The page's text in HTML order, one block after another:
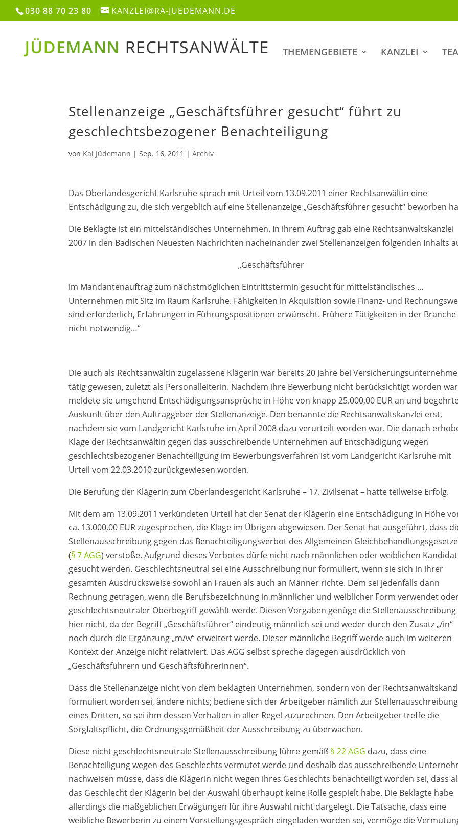
030 88 70 23 80 KANZLEI@RA-JUEDEMANN.DE
THEMENGEBIETE KANZLEI
Stellenanzeige „Geschäftsführer gesucht“ führt zu
geschlechtsbezogener Benachteiligung
von Kai Jüdemann |Sep. 16, 2011 |Archiv
Das Oberlandesgericht Karlsruhe sprach mit Urteil vom 13.09.2011 einer Rechtsanwältin eine
Entschädigung zu, die sich vergeblich auf eine Stellenanzeige „Geschäftsführer gesucht“ beworben
Die Beklagte ist ein mittelständisches Unternehmen. In ihrem Auftrag gab eine Rechtsanwaltskanzlei
2007 in den Badischen Neuesten Nachrichten nacheinander zwei Stellenanzeigen folgenden Inhalts
„Geschäftsführer
im Mandantenauftrag zum nächstmöglichen Eintrittstermin gesucht für mittelständisches …
Unternehmen mit Sitz im Raum Karlsruhe. Fähigkeiten in Akquisition sowie Finanz- und
sind erforderlich, Erfahrungen in Führungspositionen erwünscht. Frühere Tätigkeiten in der Branche
nicht notwendig…“
Die auch als Rechtsanwältin zugelassene Klägerin war bereits 20 Jahre bei
tätig gewesen, zuletzt als Personalleiterin. Nachdem ihre Bewerbung nicht berücksichtigt worden
meldete sie umgehend Entschädigungsansprüche in Höhe von knapp 25.000,00 EUR an und
Auskunft über den Auftraggeber der Stellenanzeige. Den benannte die Rechtsanwaltskanzlei erst,
nachdem sie vom Landgericht Karlsruhe im April 2008 dazu verurteilt worden war. Die danach
Klage der Rechtsanwältin gegen das ausschreibende Unternehmen auf Entschädigung wegen
geschlechtsbezogener Benachteiligung im Bewerbungsverfahren ist vom Landgericht Karlsruhe mit
Urteil vom 22.03.2010 zurückgewiesen worden.
Die Berufung der Klägerin zum Oberlandesgericht Karlsruhe – 17. Zivilsenat – hatte teilweise Erfolg.
Mit dem am 13.09.2011 verkündeten Urteil hat der Senat der Klägerin eine Entschädigung in Höhe
ca. 13.000,00 EUR zugesprochen, die Klage im Übrigen abgewiesen. Der Senat hat ausgeführt, dass
Stellenausschreibung gegen das Benachteiligungsverbot des Allgemeinen
(§ 7 AGG) verstoße. Aufgrund dieses Verbotes dürfe nicht nach männlichen oder weiblichen
gesucht werden. Geschlechtsneutral sei eine Ausschreibung nur formuliert, wenn sie sich in ihrer
gesamten Ausdrucksweise sowohl an Frauen als auch an Männer richte. Dem sei jedenfalls dann
Rechnung getragen, wenn die Berufsbezeichnung in männlicher und weiblicher Form verwendet
geschlechtsneutraler Oberbegriff gewählt werde. Diesen Vorgaben genüge die Stellenausschreibung
hier nicht, da der Begriff „Geschäftsführer“ eindeutig männlich sei und weder durch den Zusatz „/in“
noch durch die Ergänzung „m/w“ erweitert werde. Dieser männliche Begriff werde auch im weiteren
Kontext der Anzeige nicht relativiert. Das AGG selbst spreche dagegen ausdrücklich von
„Geschäftsführern und Geschäftsführerinnen“.
Dass die Stellenanzeige nicht von dem beklagten Unternehmen, sondern von der
formuliert worden sei, ändere nichts; bediene sich der Arbeitgeber nämlich zur Stellenausschreibung
eines Dritten, so sei ihm dessen Verhalten in aller Regel zuzurechnen. Den Arbeitgeber treffe die
Sorgfaltspflicht, die Ordnungsgemäßheit der Ausschreibung zu überwachen.
Diese nicht geschlechtsneutrale Stellenausschreibung führe gemäß § 22 AGG dazu, dass eine
Benachteiligung wegen des Geschlechts vermutet werde und deshalb das ausschreibende
nachweisen müsse, dass die Klägerin nicht wegen ihres Geschlechts benachteiligt worden sei, dass
das Geschlecht der Klägerin bei der Auswahl überhaupt keine Rolle gespielt habe. Die Beklagte habe
allerdings die maßgeblichen Erwägungen für ihre Auswahl nicht dargelegt. Die Tatsache, dass eine
weibliche Bewerberin zu einem Vorstellungsgespräch eingeladen worden sei, vermöge die